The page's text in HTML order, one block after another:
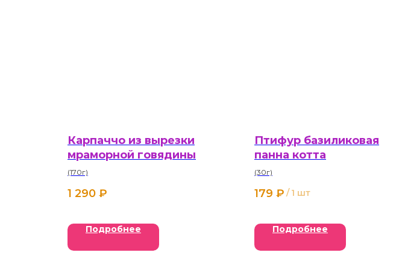
Карпаччо из вырезки
мраморной говядины
(170г)
1 290 ₽
Подробнее
Птифур базиликовая
панна котта
(30г)
179 ₽ / 1 шт
Подробнее